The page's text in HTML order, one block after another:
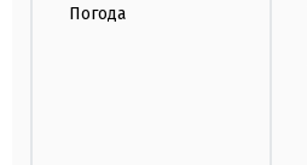
Погода